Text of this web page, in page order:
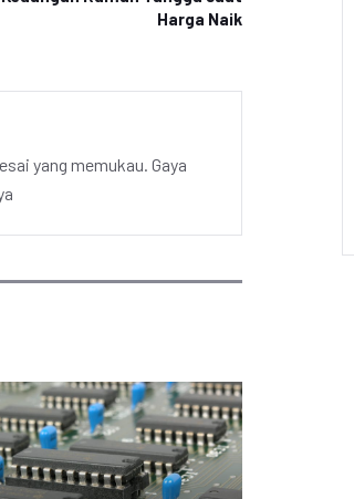
Harga Naik
yang memukau. Gaya